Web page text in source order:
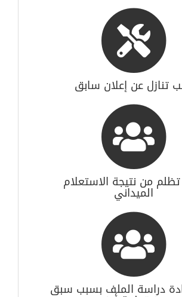
تنازل عن إعلان سابق
من نتيجة الاستعلام
الميداني
دراسة الملف بسبب سبق